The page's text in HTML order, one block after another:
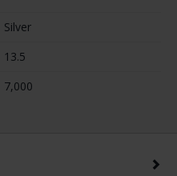
Silver
13.5
7,000